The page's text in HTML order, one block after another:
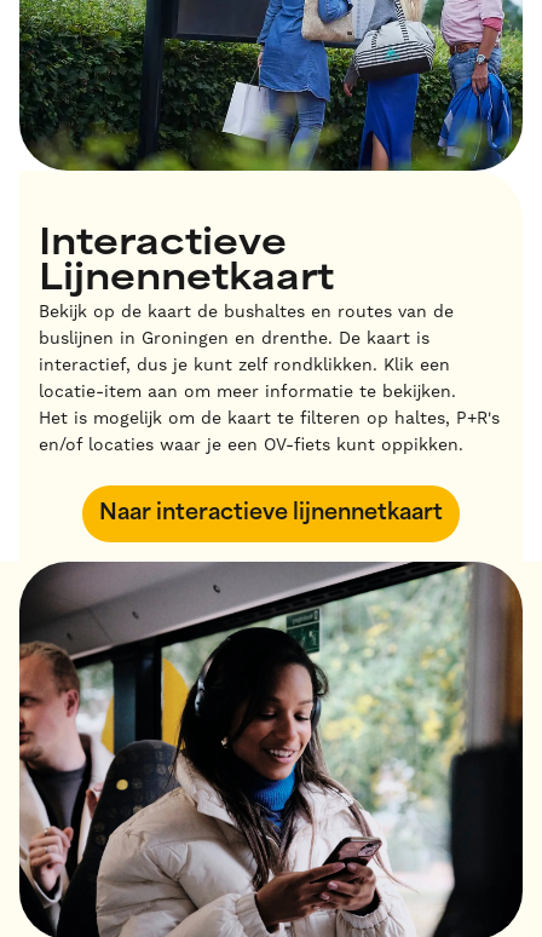
Interactieve
Lijnennetkaart
Bekijk op de kaart de bushaltes en routes van de
buslijnen in Groningen en drenthe. De kaart is
interactief, dus je kunt zelf rondklikken. Klik een
locatie-item aan om meer informatie te bekijken.
Het is mogelijk om de kaart te filteren op haltes, P+R's
en/of locaties waar je een OV-fiets kunt oppikken.
Naar interactieve lijnennetkaart